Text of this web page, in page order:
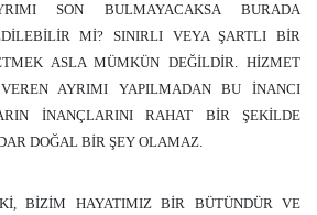
SON BULMAYACAKSA BURADA
Mİ? SINIRLI VEYA ŞARTLI BİR
ASLA MÜMKÜN DEĞİLDİR. HİZMET
AYRIMI YAPILMADAN BU İNANCI
İNANÇLARINI RAHAT BİR ŞEKİLDE
DOĞAL BİR ŞEY OLAMAZ.
BİZİM HAYATIMIZ BİR BÜTÜNDÜR VE